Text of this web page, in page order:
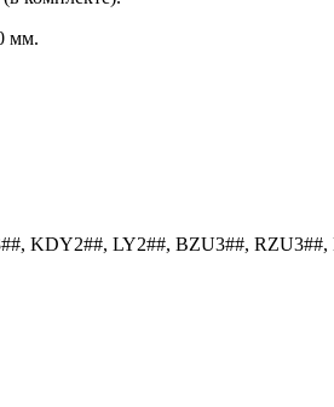
мм.
KDY2##, LY2##, BZU3##,